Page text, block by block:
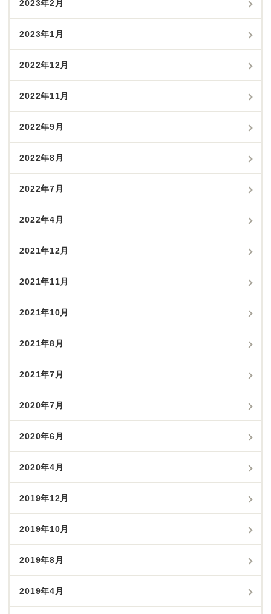
2023年2月
2023年1月
2022年12月
2022年11月
2022年9月
2022年8月
2022年7月
2022年4月
2021年12月
2021年11月
2021年10月
2021年8月
2021年7月
2020年7月
2020年6月
2020年4月
2019年12月
2019年10月
2019年8月
2019年4月